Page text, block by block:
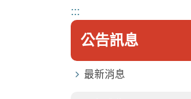
:::
公告訊息
最新消息